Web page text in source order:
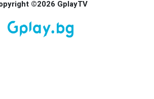
©2026 GplayTV